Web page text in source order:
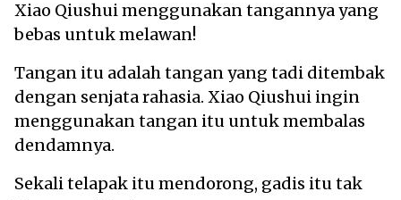
Xiao Qiushui menggunakan tangannya yang
bebas untuk melawan!
Tangan itu adalah tangan yang tadi ditembak
dengan senjata rahasia. Xiao Qiushui ingin
menggunakan tangan itu untuk membalas
dendamnya.
Sekali telapak itu mendorong, gadis itu tak